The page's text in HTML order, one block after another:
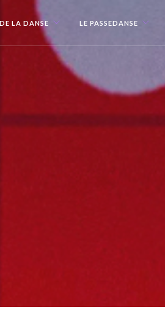
LA DANSE LE PASSEDANSE